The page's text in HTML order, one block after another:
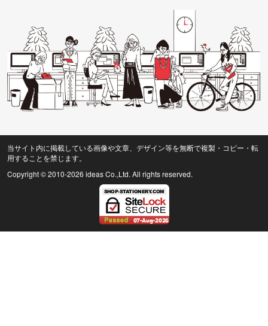
当サイト内に掲載している画像や文章、デザイン等を無断で複製・コピー・転
用することを禁じます。
Copyright © 2010-2026 ideas Co.,Ltd. All rights reserved.